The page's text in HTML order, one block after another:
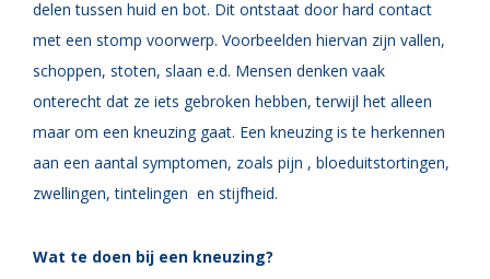
delen tussen huid en bot. Dit ontstaat door hard contact
met een stomp voorwerp. Voorbeelden hiervan zijn vallen,
schoppen, stoten, slaan e.d. Mensen denken vaak
onterecht dat ze iets gebroken hebben, terwijl het alleen
maar om een kneuzing gaat. Een kneuzing is te herkennen
aan een aantal symptomen, zoals pijn , bloeduitstortingen,
zwellingen, tintelingen en stijfheid.
Wat te doen bij een kneuzing?